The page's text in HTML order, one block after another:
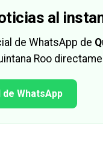
al
de WhatsApp de
Roo
WhatsApp